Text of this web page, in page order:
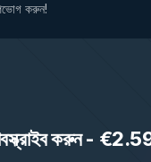
করুন!
করুন-